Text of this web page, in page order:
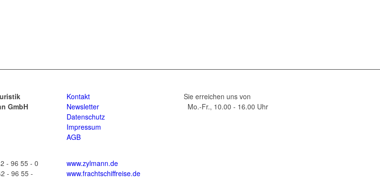
GmbH
- 96 55 - 0
- 96 55 -
Kontakt
Newsletter
Datenschutz
Impressum
AGB
www.zylmann.de
www.frachtschiffreise.de
Sie erreichen uns von
Mo.-Fr., 10.00 - 16.00 Uhr